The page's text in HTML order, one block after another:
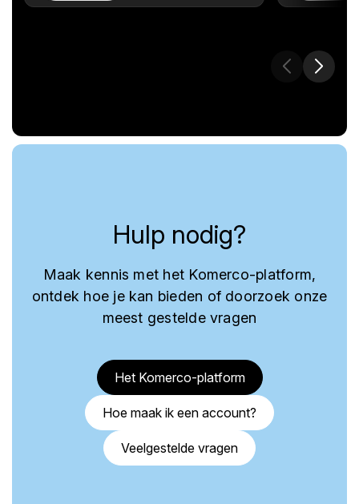
Hulp nodig?
Maak kennis met het Komerco-platform,
ontdek hoe je kan bieden of doorzoek onze
meest gestelde vragen
Het Komerco-platform
Hoe maak ik een account?
Veelgestelde vragen